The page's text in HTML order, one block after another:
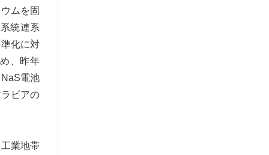
ムを固
統連系
化に対
、昨年
電池
ビアの
業地帯